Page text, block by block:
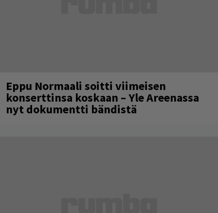
Eppu Normaali soitti viimeisen
konserttinsa koskaan – Yle Areenassa
nyt dokumentti bändistä